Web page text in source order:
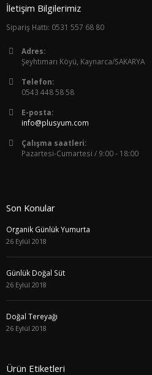
İletişim Bilgilerimiz
Sipariş Hattı: 0531 557 68 80
Adres:
Şeyhtımarı Köyü, Kaynarca/SAKARYA
Telefon:
0543 448 58 58
E-posta:
info@plusyum.com
Çalışma saatleri:
Pazartesi-Cumartesi / 9:00 - 18:00
Son Konular
Organik Günlük Yumurta
26 Eylül 2018
Günlük Doğal Süt
26 Eylül 2018
Doğal Tereyağı
26 Eylül 2018
Ürün Etiketleri